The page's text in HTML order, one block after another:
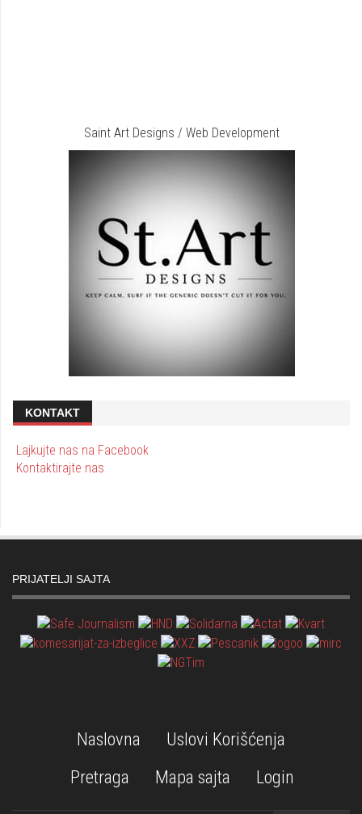
Saint Art Designs / Web Development
KONTAKT
Lajkujte nas na Facebook
Kontaktirajte nas
PRIJATELJI SAJTA
Naslovna
Uslovi Korišćenja
Pretraga
Mapa sajta Login